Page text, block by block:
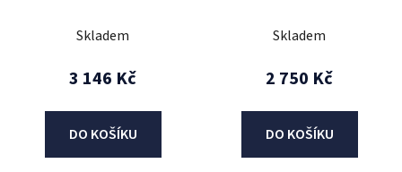
Skladem
3 146 Kč
DO KOŠÍKU
Skladem
2 750 Kč
DO KOŠÍKU